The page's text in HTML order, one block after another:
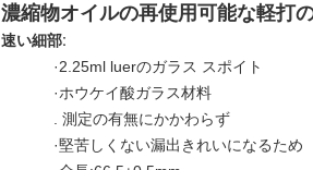
濃縮物オイルの再使用可能な軽打
速い細部:
·2.25ml luerのガラス スポイト
·ホウケイ酸ガラス材料
. 測定の有無にかかわらず
·堅苦しくない漏出きれいになるため